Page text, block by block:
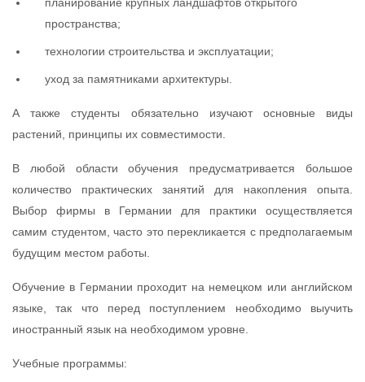
пространства;
технологии строительства и эксплуатации;
уход за памятниками архитектуры.
А также студенты обязательно изучают основные виды
растений, принципы их совместимости.
В любой области обучения предусматривается большое
количество практических занятий для накопления опыта.
Выбор фирмы в Германии для практики осуществляется
самим студентом, часто это перекликается с предполагаемым
будущим местом работы.
Обучение в Германии проходит на немецком или английском
языке, так что перед поступлением необходимо выучить
иностранный язык на необходимом уровне.
Учебные программы: